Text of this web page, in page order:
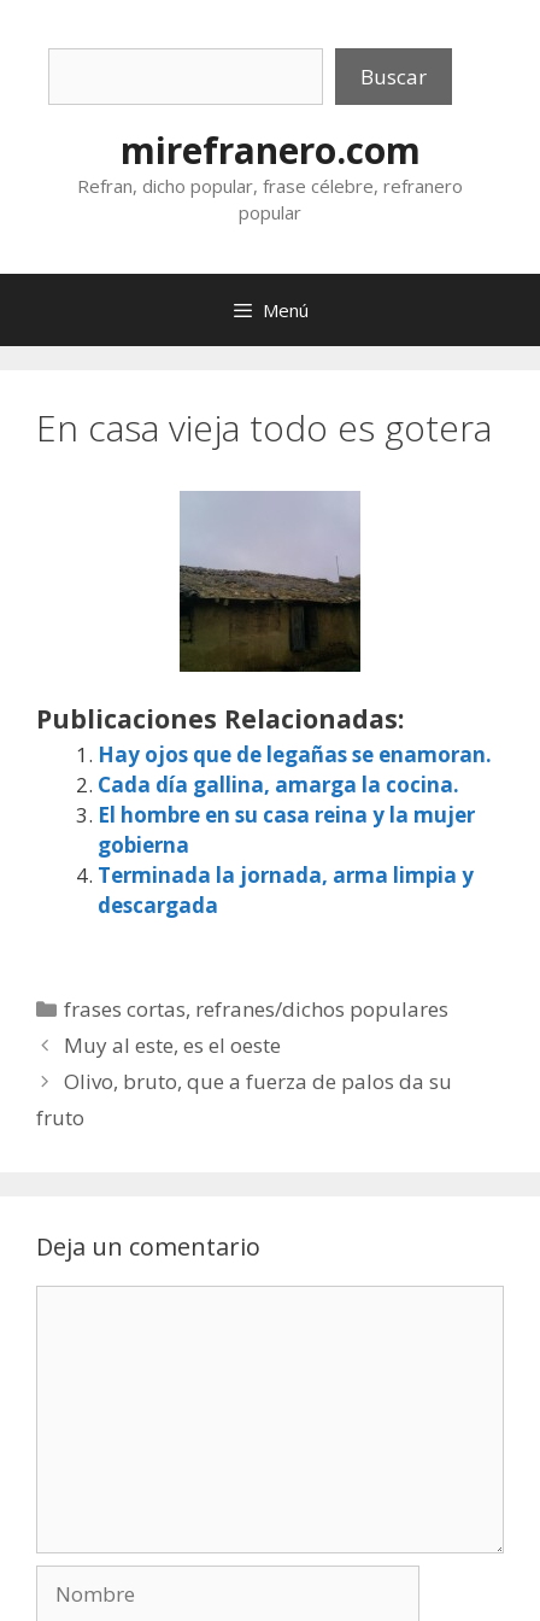
Buscar
mirefranero.com
Refran, dicho popular, frase célebre, refranero
popular
Menú
En casa vieja todo es gotera
Publicaciones Relacionadas:
Hay ojos que de legañas se enamoran.
Cada día gallina, amarga la cocina.
El hombre en su casa reina y la mujer
gobierna
Terminada la jornada, arma limpia y
descargada
Categorías
frases cortas, refranes/dichos populares
Muy al este, es el oeste
Olivo, bruto, que a fuerza de palos da su
fruto
Deja un comentario